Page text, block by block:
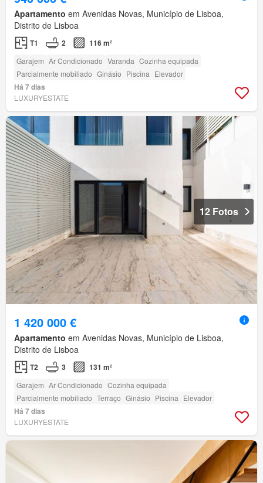
Apartamento em Avenidas Novas, Município de Lisboa,
Distrito de Lisboa
T1 2 116 m²
Garajem Ar Condicionado Varanda Cozinha equipada
Parcialmente mobiliado Ginásio Piscina Elevador
Há 7 dias
LUXURYESTATE
12 Fotos
1 420 000 €
Apartamento em Avenidas Novas, Município de Lisboa,
Distrito de Lisboa
T2 3 131 m²
Garajem Ar Condicionado Cozinha equipada
Parcialmente mobiliado Terraço Ginásio Piscina Elevador
Há 7 dias
LUXURYESTATE